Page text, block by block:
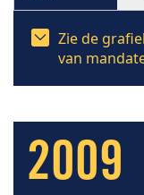
Zie de
van
2009